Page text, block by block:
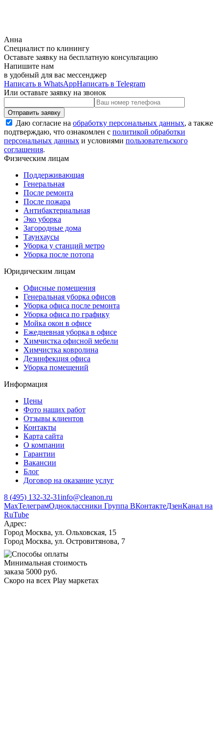
Анна
Специалист по клинингу
Оставьте заявку на бесплатную консультацию
Напишите нам
в удобный для вас мессенджер
Написать в WhatsAppНаписать в Telegram
Или оставьте заявку на звонок
Даю согласие на обработку персональных данных, а также
подтверждаю, что ознакомлен с политикой обработки
персональных данных и условиями пользовательского
соглашения.
Физическим лицам
Поддерживающая
Генеральная
После ремонта
После пожара
Антибактериальная
Эко уборка
Загородные дома
Таунхаусы
Уборка у станций метро
Уборка после потопа
Юридическим лицам
Офисные помещения
Генеральная уборка офисов
Уборка офиса после ремонта
Уборка офиса по графику
Мойка окон в офисе
Ежедневная уборка в офисе
Химчистка офисной мебели
Химчистка ковролина
Дезинфекция офиса
Уборка помещений
Информация
Цены
Фото наших работ
Отзывы клиентов
Контакты
Карта сайта
О компании
Гарантии
Вакансии
Блог
Договор на оказание услуг
8 (495) 132-32-31info@cleanon.ru
MaxТелеграмОдноклассники Группа ВКонтактеДзенКанал на
RuTube
Адрес:
Город Москва, ул. Ольховская, 15
Город Москва, ул. Островитянова, 7
Минимальная стоимость
заказа 5000 руб.
Скоро на всех Play маркетах